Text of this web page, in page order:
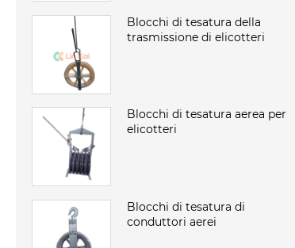
Blocchi di tesatura della
trasmissione di elicotteri
Blocchi di tesatura aerea per
elicotteri
Blocchi di tesatura di
conduttori aerei